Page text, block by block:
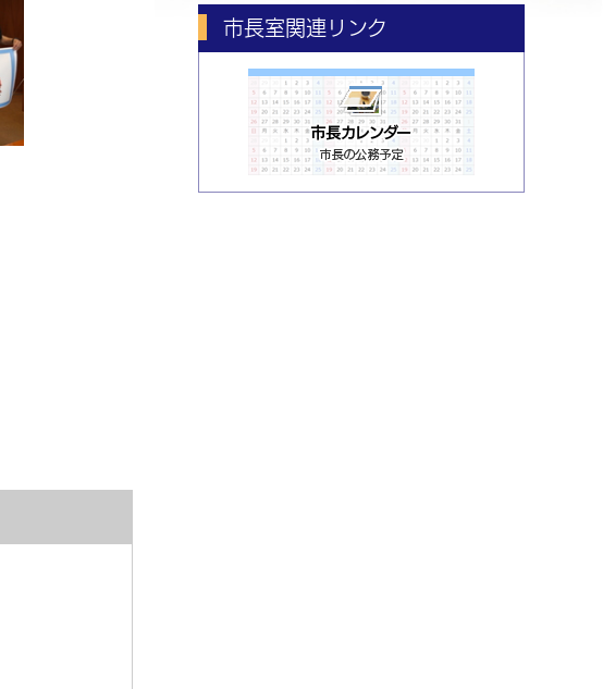
市長室関連リンク